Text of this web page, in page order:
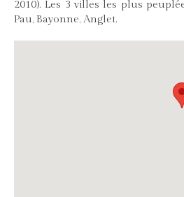
2010). Les 3 villes les plus
Pau, Bayonne, Anglet.